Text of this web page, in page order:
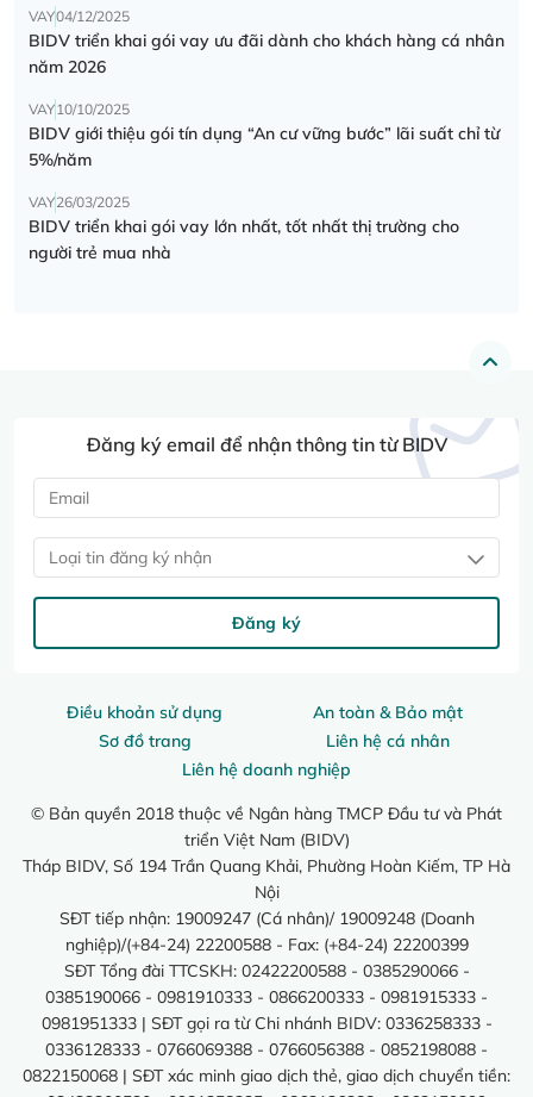
VAY04/12/2025
BIDV triển khai gói vay ưu đãi dành cho khách hàng cá nhân
năm 2026
VAY10/10/2025
BIDV giới thiệu gói tín dụng “An cư vững bước” lãi suất chỉ từ
5%/năm
VAY26/03/2025
BIDV triển khai gói vay lớn nhất, tốt nhất thị trường cho
người trẻ mua nhà
Điều khoản sử dụng
An toàn & Bảo mật
Sơ đồ trang
Liên hệ cá nhân
Liên hệ doanh nghiệp
© Bản quyền 2018 thuộc về Ngân hàng TMCP Đầu tư và Phát
triển Việt Nam (BIDV)
Tháp BIDV, Số 194 Trần Quang Khải, Phường Hoàn Kiếm, TP Hà
Nội
SĐT tiếp nhận: 19009247 (Cá nhân)/ 19009248 (Doanh
nghiệp)/(+84-24) 22200588 - Fax: (+84-24) 22200399
SĐT Tổng đài TTCSKH: 02422200588 - 0385290066 -
0385190066 - 0981910333 - 0866200333 - 0981915333 -
0981951333 | SĐT gọi ra từ Chi nhánh BIDV: 0336258333 -
0336128333 - 0766069388 - 0766056388 - 0852198088 -
0822150068 | SĐT xác minh giao dịch thẻ, giao dịch chuyển tiền:
Đăng ký email để nhận thông tin từ BIDV
Loại tin đăng ký nhận
Đăng ký